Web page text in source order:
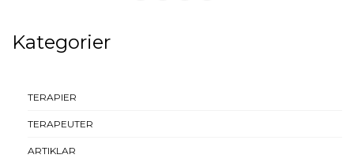
Kategorier
TERAPIER
TERAPEUTER
ARTIKLAR